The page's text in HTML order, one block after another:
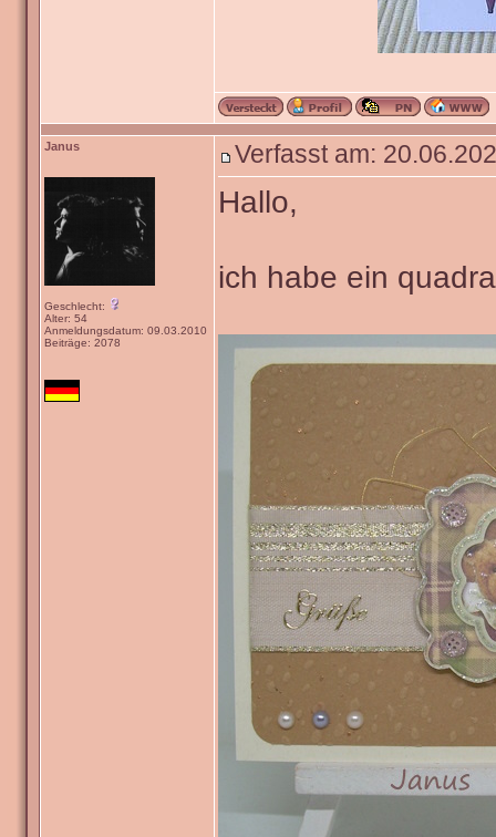
Janus
Geschlecht:
Alter: 54
Anmeldungsdatum: 09.03.2010
Beiträge: 2078
Verfasst am:
Hallo,
ich habe ein